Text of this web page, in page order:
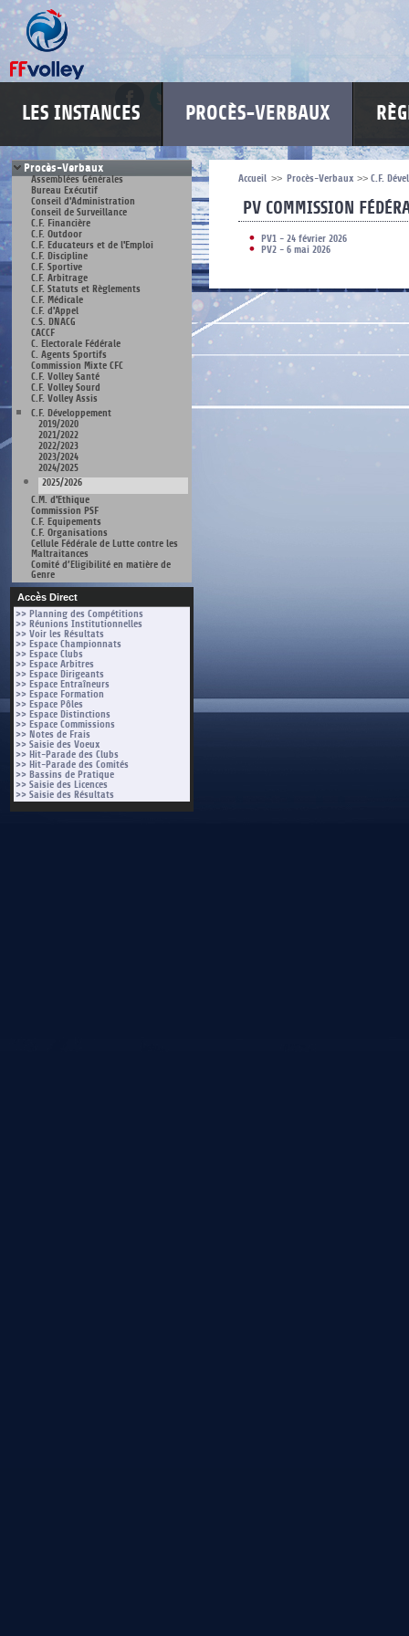
LES INSTANCES PROCÈS-VERBAUX
Procès-Verbaux
Assemblées Générales
Bureau Exécutif
Conseil d'Administration
Conseil de Surveillance
C.F. Financière
C.F. Outdoor
C.F. Educateurs et de l'Emploi
C.F. Discipline
C.F. Sportive
C.F. Arbitrage
C.F. Statuts et Règlements
C.F. Médicale
C.F. d'Appel
C.S. DNACG
CACCF
C. Electorale Fédérale
C. Agents Sportifs
Commission Mixte CFC
C.F. Volley Santé
C.F. Volley Sourd
C.F. Volley Assis
C.F. Développement
2019/2020
2021/2022
2022/2023
2023/2024
2024/2025
2025/2026
C.M. d'Ethique
Commission PSF
C.F. Equipements
C.F. Organisations
Cellule Fédérale de Lutte contre les
Maltraitances
Comité d’Eligibilité en matière de
Genre
Accès Direct
>> Planning des Compétitions
>> Réunions Institutionnelles
>> Voir les Résultats
>> Espace Championnats
>> Espace Clubs
>> Espace Arbitres
>> Espace Dirigeants
>> Espace Entraîneurs
>> Espace Formation
>> Espace Pôles
>> Espace Distinctions
>> Espace Commissions
>> Notes de Frais
>> Saisie des Voeux
>> Hit-Parade des Clubs
>> Hit-Parade des Comités
>> Bassins de Pratique
>> Saisie des Licences
>> Saisie des Résultats
Accueil >> Procès-Verbaux >> C.F.
PV COMMISSION
PV1 - 24 février 2026
PV2 - 6 mai 2026